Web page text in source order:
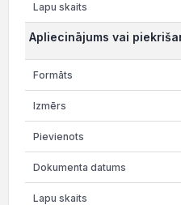
Apliecinājums vai